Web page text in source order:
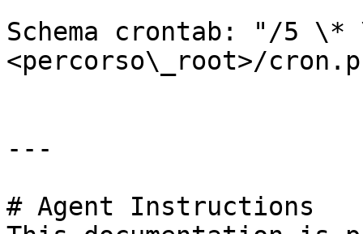
Schema crontab: "/5
<percorso\_root>/
---
# Agent Instructions